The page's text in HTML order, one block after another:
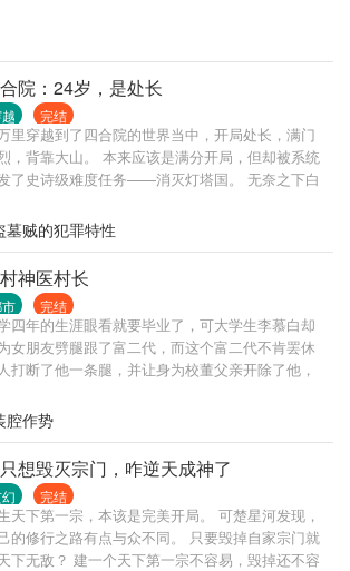
院：24岁，是处长
完结
里穿越到了四合院的世界当中，开局处长，满门
，背靠大山。 本来应该是满分开局，但却被系统
了史诗级难度任务——消灭灯塔国。 无奈之下白
。
墓贼的犯罪特性
神医村长
完结
四年的生涯眼看就要毕业了，可大学生李慕白却
女朋友劈腿跟了富二代，而这个富二代不肯罢休
打断了他一条腿，并让身为校董父亲开除了他，
号叫“铁拐李”，意外的获得了真铁拐李的传承。从
，扎根在农村里，带着父老乡亲们发家致富。 帮助
的人，他会十倍百倍报答；曾经侮辱、陷害过他
，他也会无数倍的奉还。 从此，城市里少了一名
生，五源村多了一名神医，五源村也成为了全国
村。
腔作势
想毁灭宗门，咋逆天成神了
完结
天下第一宗，本该是完美开局。 可楚星河发现，
的修行之路有点与众不同。 只要毁掉自家宗门就
下无敌？ 建一个天下第一宗不容易，毁掉还不容